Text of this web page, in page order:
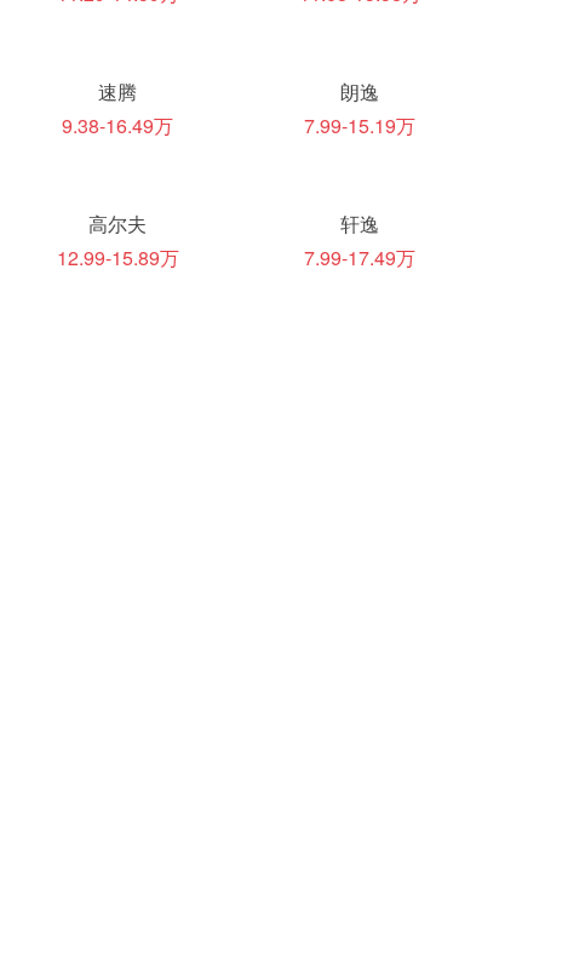
速腾
9.38-16.49万
朗逸
7.99-15.19万
高尔夫
12.99-15.89万
轩逸
7.99-17.49万